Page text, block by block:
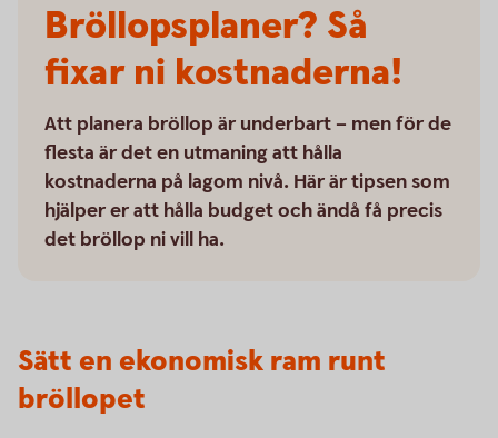
Bröllopsplaner? Så
fixar ni kostnaderna!
Att planera bröllop är underbart – men för de
flesta är det en utmaning att hålla
kostnaderna på lagom nivå. Här är tipsen som
hjälper er att hålla budget och ändå få precis
det bröllop ni vill ha.
Sätt en ekonomisk ram runt
bröllopet